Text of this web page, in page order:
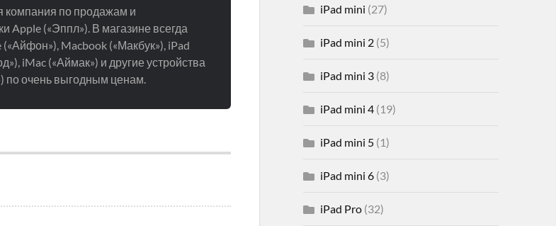
компания по продажам и
Apple («Эппл»). В магазине всегда
Macbook («Макбук»), iPad
iMac («Аймак») и другие устройства
по очень выгодным ценам.
iPad mini (27)
iPad mini 2(5)
iPad mini 3(8)
iPad mini 4(19)
iPad mini 5(1)
iPad mini 6(3)
iPad Pro(32)